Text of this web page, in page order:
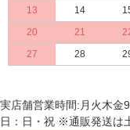
13
14
20
21
27
28
実店舗営業時間:月火木
日：日・祝 ※通販発送は